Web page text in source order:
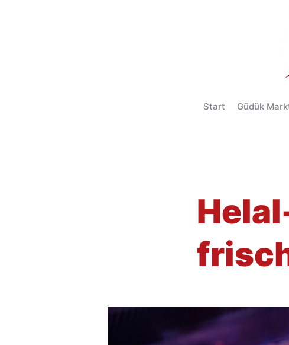
Start Güdük